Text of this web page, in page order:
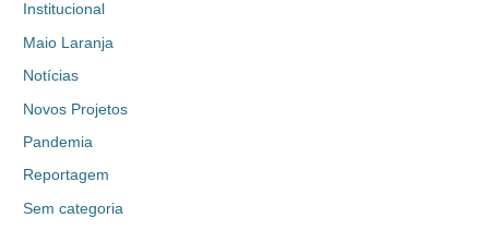
Institucional
Maio Laranja
Notícias
Novos Projetos
Pandemia
Reportagem
Sem categoria